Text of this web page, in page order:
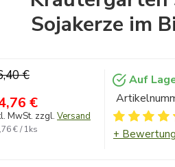
Sojakerze im
€
€
MwSt. zzgl. Versand
€ / 1ks
Auf
+ Bewertung